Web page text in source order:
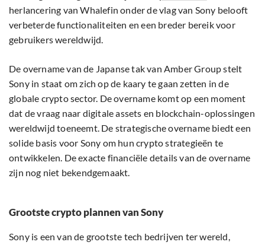
herlancering van Whalefin onder de vlag van Sony belooft
verbeterde functionaliteiten en een breder bereik voor
gebruikers wereldwijd.
De overname van de Japanse tak van Amber Group stelt
Sony in staat om zich op de kaary te gaan zetten in de
globale crypto sector. De overname komt op een moment
dat de vraag naar digitale assets en blockchain-oplossingen
wereldwijd toeneemt. De strategische overname biedt een
solide basis voor Sony om hun crypto strategieën te
ontwikkelen. De exacte financiële details van de overname
zijn nog niet bekendgemaakt.
Grootste crypto plannen van Sony
Sony is een van de grootste tech bedrijven ter wereld,